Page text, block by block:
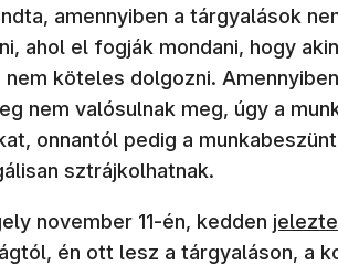
amennyiben a tárgyalások
ahol el fogják mondani, hogy
köteles dolgozni.
nem valósulnak meg, úgy a
onnantól pedig a
sztrájkolhatnak.
november 11-én, kedden (új
jelezte
én ott lesz a tárgyaláson, a